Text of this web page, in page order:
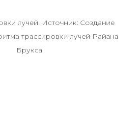
лучей. Источник: Создание
трассировки лучей Райана
Брукса